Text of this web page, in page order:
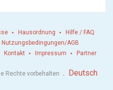
Hausordnung
Hilfe / FAQ
Nutzungsbedingungen/AGB
Kontakt Impressum Partner
Rechte vorbehalten . Deutsch